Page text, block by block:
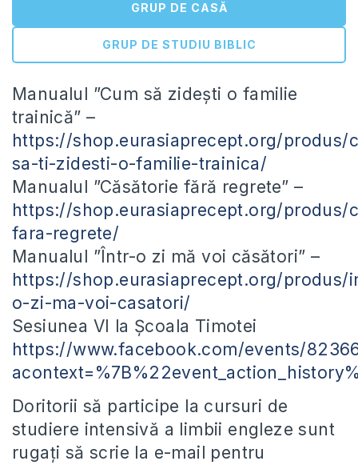
GRUP DE CASĂ
GRUP DE STUDIU BIBLIC
Manualul ”Cum să zidești o familie
trainică” –
https://shop.eurasiaprecept.org/produs/
sa-ti-zidesti-o-familie-trainica/
Manualul ”Căsătorie fără regrete” –
https://shop.eurasiaprecept.org/produs/
fara-regrete/
Manualul ”Într-o zi mă voi căsători” –
https://shop.eurasiaprecept.org/produs/
o-zi-ma-voi-casatori/
Sesiunea VI la Școala Timotei
https://www.facebook.com/events/
Doritorii să participe la cursuri de
studiere intensivă a limbii engleze sunt
rugați să scrie la e-mail pentru